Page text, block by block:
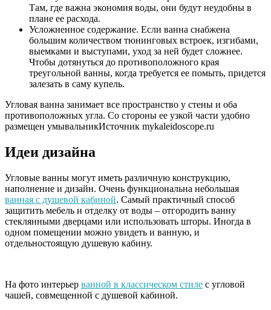
Там, где важна экономия воды, они будут неудобны в
плане ее расхода.
Усложненное содержание. Если ванна снабжена
большим количеством тюнинговых встроек, изгибами,
выемками и выступами, уход за ней будет сложнее.
Чтобы дотянуться до противоположного края
треугольной ванны, когда требуется ее помыть, придется
залезать в саму купель.
Угловая ванна занимает все пространство у стены и оба
противоположных угла. Со стороны ее узкой части удобно
размещен умывальникИсточник mykaleidoscope.ru
Идеи дизайна
Угловые ванны могут иметь различную конструкцию,
наполнение и дизайн. Очень функциональна небольшая
ванная с душевой кабиной. Самый практичный способ
защитить мебель и отделку от воды – отгородить ванну
стеклянными дверцами или использовать шторы. Иногда в
одном помещении можно увидеть и ванную, и
отдельностоящую душевую кабину.
На фото интерьер ванной в классическом стиле с угловой
чашей, совмещенной с душевой кабиной.